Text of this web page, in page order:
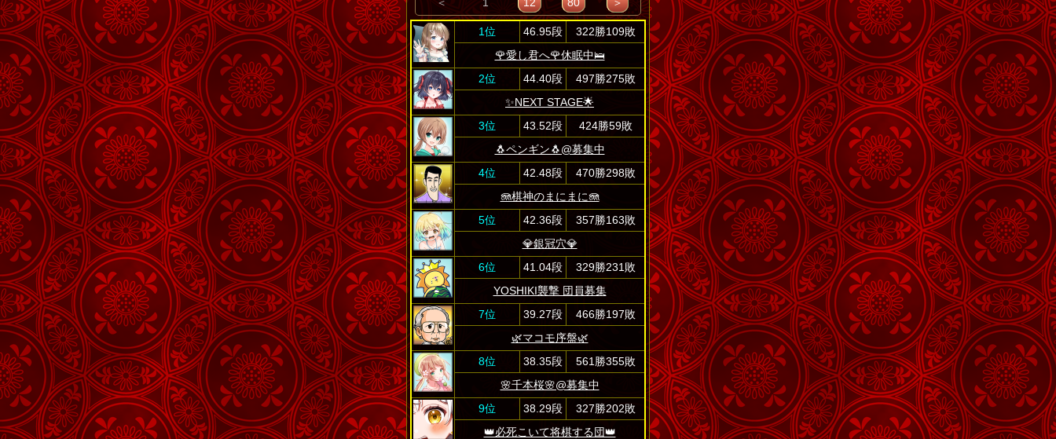
1位 46.95段
322勝109敗
​🌹愛し君へ🌹休眠中🛌
2位
44.40段
497勝275敗
✨️NEXT STAGE🌟
3位
43.52段
424勝59敗
🐧ペンギン🐧@募集中
4位
42.48段
470勝298敗
🪼棋神のまにまに🪼
5位
42.36段
357勝163敗
💎銀冠穴💎
6位
41.04段
329勝231敗
YOSHIKI襲撃 団員募集
7位
39.27段
466勝197敗
🌿マコモ序盤🌿
8位
38.35段
561勝355敗
🌸千本桜🌸@募集中
9位
38.29段
327勝202敗
👑必死こいて将棋する団👑